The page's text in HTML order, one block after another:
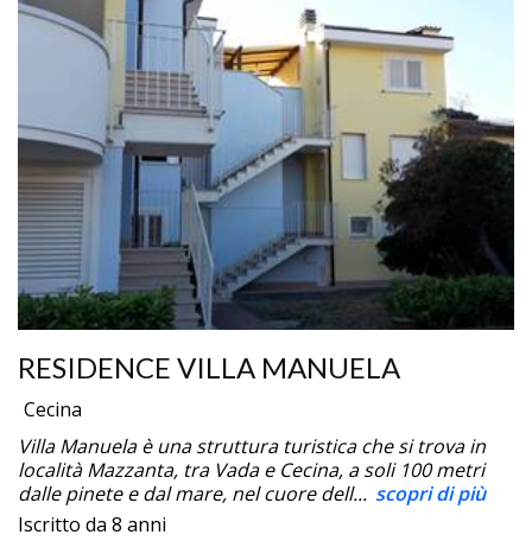
RESIDENCE VILLA MANUELA
Cecina
Villa Manuela è una struttura turistica che si trova in
località Mazzanta, tra Vada e Cecina, a soli 100 metri
dalle pinete e dal mare, nel cuore dell... scopri di più
Iscritto da 8 anni